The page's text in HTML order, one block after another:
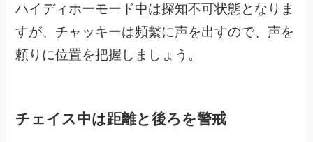
ハイディホーモード中は探知不可状態となりま
すが、 チャッキーは頻繫に声を出すので、声を
頼りに位置を把握しましょう。
チェイス中は距離と後ろを警戒